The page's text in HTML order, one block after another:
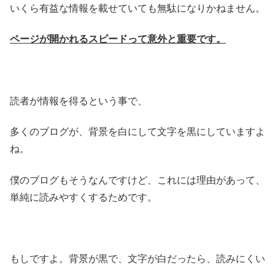
いくら有益な情報を載せていても無駄になりかねません。
ページが開かれるスピードって意外と重要です。
読者が情報を得るという事で、
多くのブログが、背景を白にして文字を黒にしていますよ
ね。
僕のブログもそうなんですけど、これには理由があって、
単純に読みやすくするためです。
もしですよ。背景が黒で、文字が白だったら、読みにくい